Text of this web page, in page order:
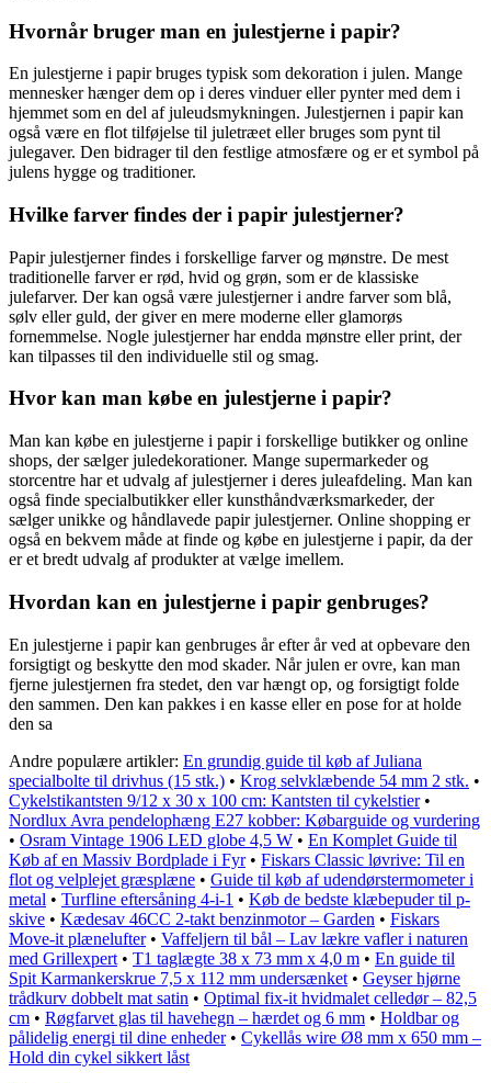
Hvornår bruger man en julestjerne i papir?
En julestjerne i papir bruges typisk som dekoration i julen. Mange
mennesker hænger dem op i deres vinduer eller pynter med dem i
hjemmet som en del af juleudsmykningen. Julestjernen i papir kan
også være en flot tilføjelse til juletræet eller bruges som pynt til
julegaver. Den bidrager til den festlige atmosfære og er et symbol på
julens hygge og traditioner.
Hvilke farver findes der i papir julestjerner?
Papir julestjerner findes i forskellige farver og mønstre. De mest
traditionelle farver er rød, hvid og grøn, som er de klassiske
julefarver. Der kan også være julestjerner i andre farver som blå,
sølv eller guld, der giver en mere moderne eller glamorøs
fornemmelse. Nogle julestjerner har endda mønstre eller print, der
kan tilpasses til den individuelle stil og smag.
Hvor kan man købe en julestjerne i papir?
Man kan købe en julestjerne i papir i forskellige butikker og online
shops, der sælger juledekorationer. Mange supermarkeder og
storcentre har et udvalg af julestjerner i deres juleafdeling. Man kan
også finde specialbutikker eller kunsthåndværksmarkeder, der
sælger unikke og håndlavede papir julestjerner. Online shopping er
også en bekvem måde at finde og købe en julestjerne i papir, da der
er et bredt udvalg af produkter at vælge imellem.
Hvordan kan en julestjerne i papir genbruges?
En julestjerne i papir kan genbruges år efter år ved at opbevare den
forsigtigt og beskytte den mod skader. Når julen er ovre, kan man
fjerne julestjernen fra stedet, den var hængt op, og forsigtigt folde
den sammen. Den kan pakkes i en kasse eller en pose for at holde
den sa
Andre populære artikler: En grundig guide til køb af Juliana
specialbolte til drivhus (15 stk.) • Krog selvklæbende 54 mm 2 stk. •
Cykelstikantsten 9/12 x 30 x 100 cm: Kantsten til cykelstier•
Nordlux Avra pendelophæng E27 kobber: Købarguide og vurdering
• Osram Vintage 1906 LED globe 4,5 W • En Komplet Guide til
Køb af en Massiv Bordplade i Fyr• Fiskars Classic løvrive: Til en
flot og velplejet græsplæne • Guide til køb af udendørstermometer i
metal • Turfline eftersåning 4-i-1 • Køb de bedste klæbepuder til p-
skive • Kædesav 46CC 2-takt benzinmotor – Garden • Fiskars
Move-it plænelufter• Vaffeljern til bål – Lav lækre vafler i naturen
med Grillexpert • T1 taglægte 38 x 73 mm x 4,0 m • En guide til
Spit Karmankerskrue 7,5 x 112 mm undersænket • Geyser hjørne
trådkurv dobbelt mat satin • Optimal fix-it hvidmalet celledør – 82,5
cm • Røgfarvet glas til havehegn – hærdet og 6 mm • Holdbar og
pålidelig energi til dine enheder• Cykellås wire Ø8 mm x 650 mm –
Hold din cykel sikkert låst